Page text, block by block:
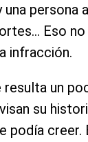
una persona
Eso
infracción.
resulta un
su
podía creer.